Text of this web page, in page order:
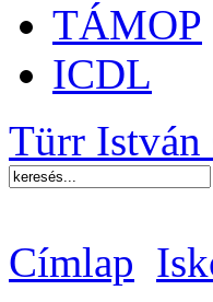
TÁMOP
ICDL
Türr István
Címlap